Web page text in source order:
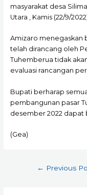
masyarakat desa
Utara , Kamis (22/9/
Amizaro menegaskan
telah dirancang oleh
Tuhemberua tidak
evaluasi rancangan
Bupati berharap
pembangunan pasar
desember 2022 dapat
(Gea)
← Previous